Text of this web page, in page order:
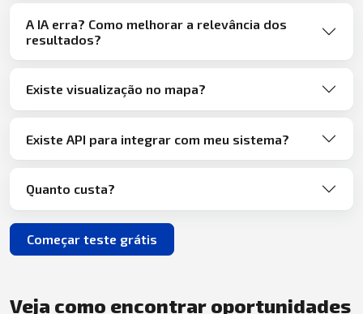
A IA erra? Como melhorar a relevância dos
resultados?
Existe visualização no mapa?
Existe API para integrar com meu sistema?
Quanto custa?
Começar teste grátis
Veja como encontrar oportunidades